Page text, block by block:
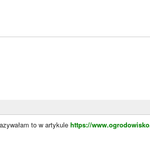
to w artykule https://